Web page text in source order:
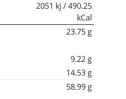
2051 kj / 490.25
kCal
23.75 g
9.22 g
14.53 g
58.99 g